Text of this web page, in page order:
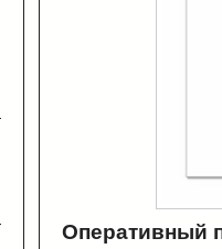
Оперативный